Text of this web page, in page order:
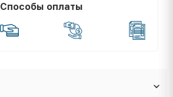
Способы оплаты